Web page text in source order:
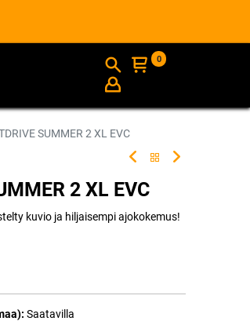
INFO
0
SUMMER 2 XL EVC
2 XL EVC
kuvio ja hiljaisempi ajokokemus!
Saatavilla